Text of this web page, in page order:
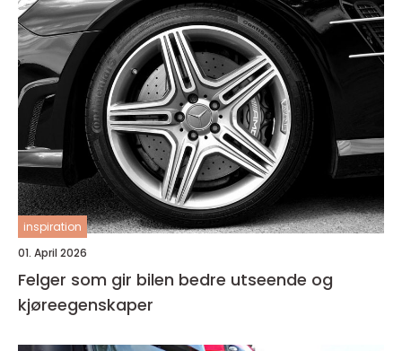
inspiration
01. April 2026
Felger som gir bilen bedre utseende og
kjøreegenskaper